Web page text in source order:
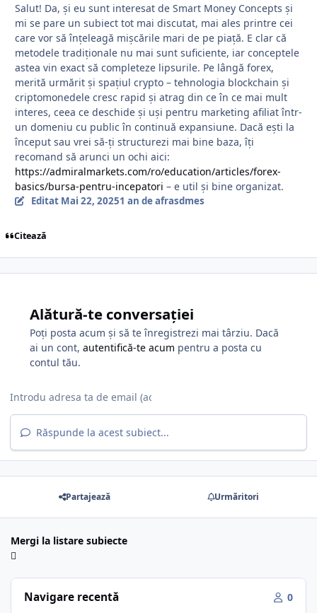
Salut! Da, și eu sunt interesat de Smart Money Concepts și
mi se pare un subiect tot mai discutat, mai ales printre cei
care vor să înțeleagă mișcările mari de pe piață. E clar că
metodele tradiționale nu mai sunt suficiente, iar conceptele
astea vin exact să completeze lipsurile. Pe lângă forex,
merită urmărit și spațiul crypto – tehnologia blockchain și
criptomonedele cresc rapid și atrag din ce în ce mai mult
interes, ceea ce deschide și uși pentru marketing afiliat într-
un domeniu cu public în continuă expansiune. Dacă ești la
început sau vrei să-ți structurezi mai bine baza, îți
recomand să arunci un ochi aici:
https://admiralmarkets.com/ro/education/articles/forex-
basics/bursa-pentru-incepatori – e util și bine organizat.
Editat Mai 22, 20251 an de afrasdmes
Citează
Alătură-te conversației
Poți posta acum și să te înregistrezi mai târziu. Dacă
ai un cont, autentifică-te acum pentru a posta cu
contul tău.
Răspunde la acest subiect...
Partajează Urmăritori
Mergi la listare subiecte
Navigare recentă 0